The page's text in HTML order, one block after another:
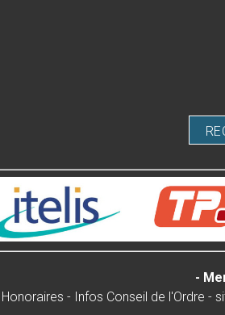
-
Honoraires - Infos Conseil de l'Ordre -